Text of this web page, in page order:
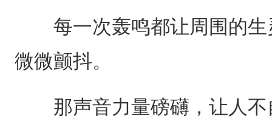
每一次轰鸣都让周围的生
微微颤抖。
那声音力量磅礴，让人不